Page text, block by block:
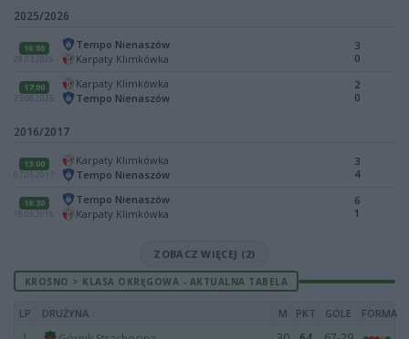
2025/2026
16:00
29.03.2026
Tempo Nienaszów
Karpaty Klimkówka
3
0
17:00
23.08.2025
Karpaty Klimkówka
Tempo Nienaszów
2
0
2016/2017
13:00
07.05.2017
Karpaty Klimkówka
Tempo Nienaszów
3
4
16:30
18.09.2016
Tempo Nienaszów
Karpaty Klimkówka
6
1
ZOBACZ WIĘCEJ (2)
KROSNO > KLASA OKRĘGOWA - AKTUALNA TABELA
LP DRUŻYNA M PKT GOLE FORMA